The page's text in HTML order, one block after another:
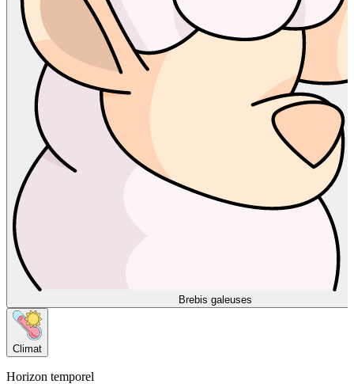
Brebis galeuses
Climat
Horizon temporel